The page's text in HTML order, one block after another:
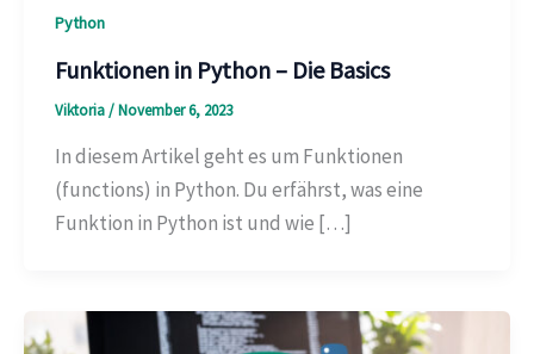
Python
Funktionen in Python – Die Basics
Viktoria/November 6, 2023
In diesem Artikel geht es um Funktionen
(functions) in Python. Du erfährst, was eine
Funktion in Python ist und wie […]